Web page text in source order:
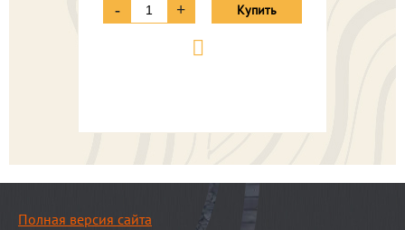
- + Купить
Полная версия сайта